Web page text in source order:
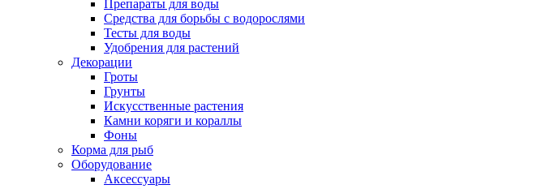
Препараты для воды
Средства для борьбы с водорослями
Тесты для воды
Удобрения для растений
Декорации
Гроты
Грунты
Искусственные растения
Камни коряги и кораллы
Фоны
Корма для рыб
Оборудование
Аксессуары